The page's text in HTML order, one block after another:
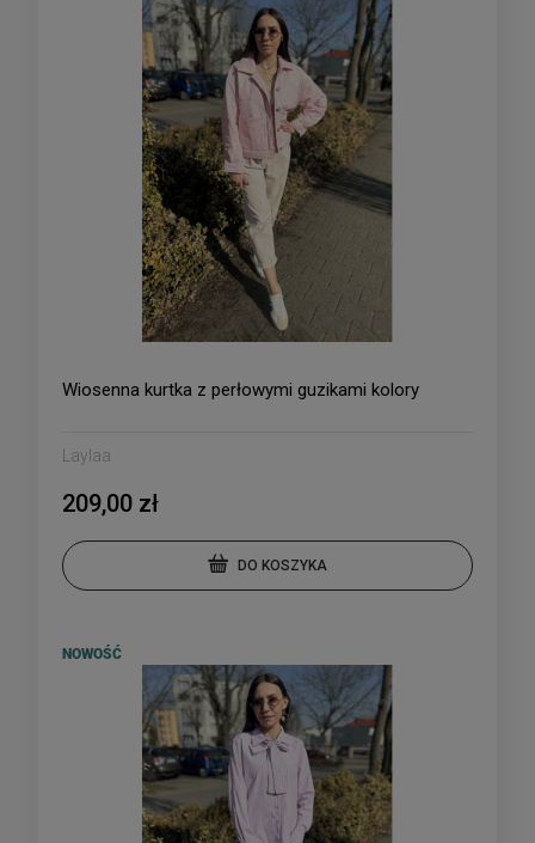
Wiosenna kurtka z perłowymi guzikami kolory
Laylaa
209,00 zł
DO KOSZYKA
NOWOŚĆ